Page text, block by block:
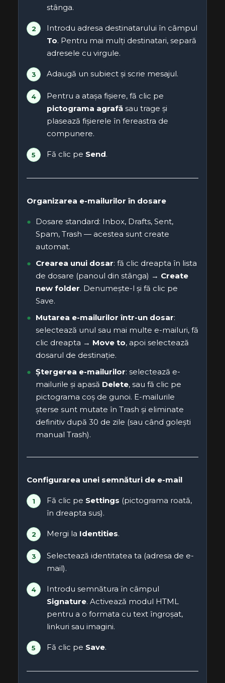
stânga.
Introdu adresa destinatarului în câmpul
To. Pentru mai mulți destinatari, separă
adresele cu virgule.
Adaugă un subiect și scrie mesajul.
Pentru a atașa fișiere, fă clic pe
pictograma agrafă sau trage și
plasează fișierele în fereastra de
compunere.
Fă clic pe Send.
Organizarea e-mailurilor în dosare
Dosare standard: Inbox, Drafts, Sent,
Spam, Trash — acestea sunt create
automat.
Crearea unui dosar: fă clic dreapta în lista
de dosare (panoul din stânga) → Create
new folder. Denumește-l și fă clic pe
Save.
Mutarea e-mailurilor într-un dosar:
selectează unul sau mai multe e-mailuri, fă
clic dreapta → Move to, apoi selectează
dosarul de destinație.
Ștergerea e-mailurilor: selectează e-
mailurile și apasă Delete, sau fă clic pe
pictograma coș de gunoi. E-mailurile
șterse sunt mutate în Trash și eliminate
definitiv după 30 de zile (sau când golești
manual Trash).
Configurarea unei semnături de e-mail
Fă clic pe Settings (pictograma roată,
în dreapta sus).
Mergi la Identities.
Selectează identitatea ta (adresa de e-
mail).
Introdu semnătura în câmpul
Signature. Activează modul HTML
pentru a o formata cu text îngroșat,
linkuri sau imagini.
Fă clic pe Save.